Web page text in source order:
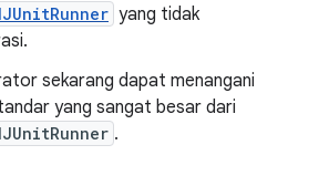
yang tidak
sekarang dapat menangani
yang sangat besar dari
.